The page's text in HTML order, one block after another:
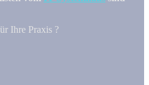
Ihre Praxis ?